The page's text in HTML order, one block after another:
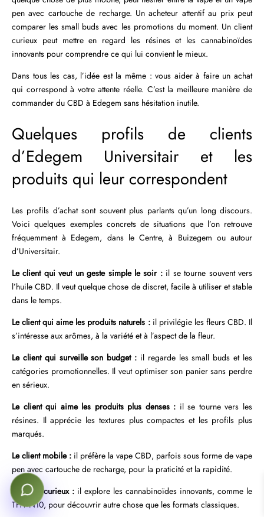
pen avec cartouche de recharge. Un acheteur attentif au prix peut
comparer les small buds avec les promotions du moment. Un client
curieux peut mettre en regard les résines et les cannabinoïdes
innovants pour comprendre ce qui lui convient le mieux.
Dans tous les cas, l’idée est la même : vous aider à faire un achat
qui correspond à votre attente réelle. C’est la meilleure manière de
commander du CBD à Edegem sans hésitation inutile.
Quelques profils de clients
d’Edegem Universitair et les
produits qui leur correspondent
Les profils d’achat sont souvent plus parlants qu’un long discours.
Voici quelques exemples concrets de situations que l’on retrouve
fréquemment à Edegem, dans le Centre, à Buizegem ou autour
d’Universitair.
Le client qui veut un geste simple le soir :il se tourne souvent vers
l’huile CBD. Il veut quelque chose de discret, facile à utiliser et stable
dans le temps.
Le client qui aime les produits naturels :il privilégie les fleurs CBD. Il
s’intéresse aux arômes, à la variété et à l’aspect de la fleur.
Le client qui surveille son budget : il regarde les small buds et les
catégories promotionnelles. Il veut optimiser son panier sans perdre
en sérieux.
Le client qui aime les produits plus denses : il se tourne vers les
résines. Il apprécie les textures plus compactes et les profils plus
marqués.
Le client mobile : il préfère la vape CBD, parfois sous forme de vape
pen avec cartouche de recharge, pour la praticité et la rapidité.
Le client curieux : il explore les cannabinoïdes innovants, comme le
THV-N10, pour découvrir autre chose que les formats classiques.